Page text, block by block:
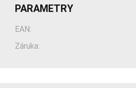
PARAMETRY
EAN:
Záruka: